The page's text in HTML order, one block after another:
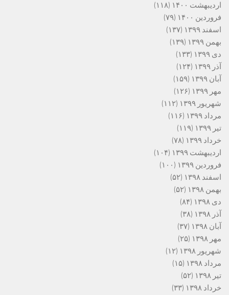
اردیبهشت ۱۴۰۰
(۱۱۸)
فروردین ۱۴۰۰
(۷۹)
اسفند ۱۳۹۹
(۱۳۷)
بهمن ۱۳۹۹
(۱۳۹)
دی ۱۳۹۹
(۱۳۳)
آذر ۱۳۹۹
(۱۲۴)
آبان ۱۳۹۹
(۱۵۹)
مهر ۱۳۹۹
(۱۲۶)
شهریور ۱۳۹۹
(۱۱۲)
مرداد ۱۳۹۹
(۱۱۶)
تیر ۱۳۹۹
(۱۱۹)
خرداد ۱۳۹۹
(۷۸)
اردیبهشت ۱۳۹۹
(۱۰۴)
فروردین ۱۳۹۹
(۱۰۰)
اسفند ۱۳۹۸
(۵۲)
بهمن ۱۳۹۸
(۵۲)
دی ۱۳۹۸
(۸۴)
آذر ۱۳۹۸
(۳۸)
آبان ۱۳۹۸
(۳۷)
مهر ۱۳۹۸
(۲۵)
شهریور ۱۳۹۸
(۱۲)
مرداد ۱۳۹۸
(۱۵)
تیر ۱۳۹۸
(۵۲)
خرداد ۱۳۹۸
(۳۳)